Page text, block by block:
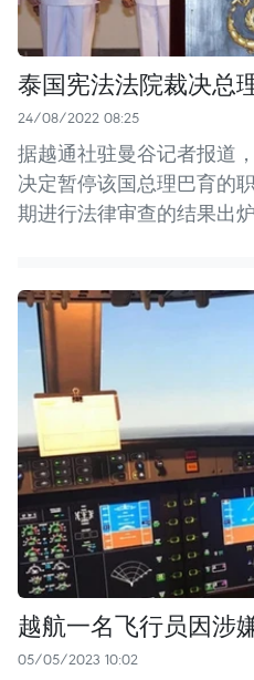
泰国宪法法院裁决总
24/08/2022 08:25
据越通社驻曼谷记者报道
决定暂停该国总理巴育的
期进行法律审查的结果出
越航一名飞行员因涉
05/05/2023 10:02